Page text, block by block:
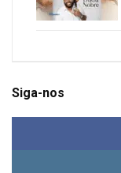
Siga-nos